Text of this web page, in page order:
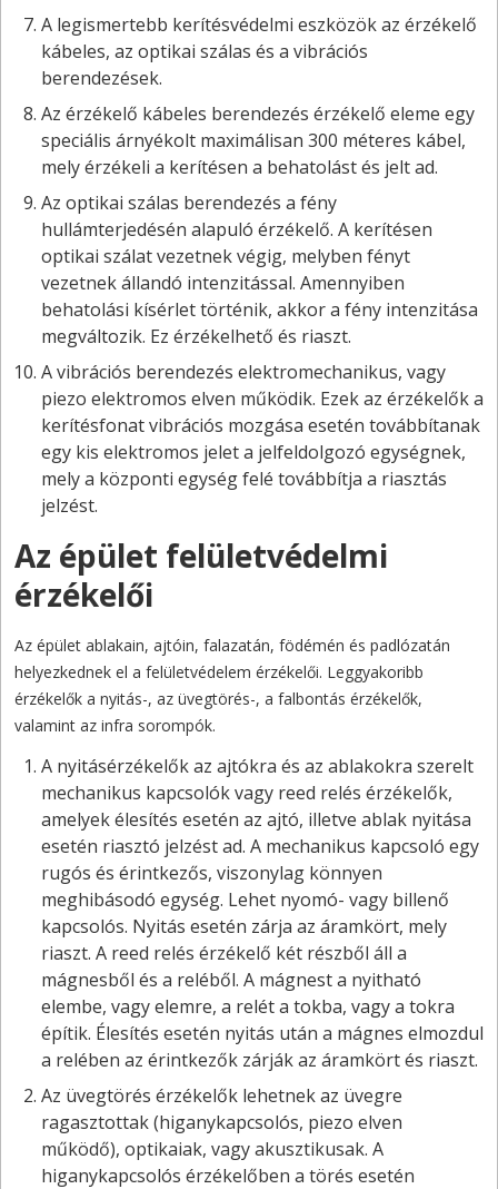
A legismertebb kerítésvédelmi eszközök az érzékelő
kábeles, az optikai szálas és a vibrációs
berendezések.
Az érzékelő kábeles berendezés érzékelő eleme egy
speciális árnyékolt maximálisan 300 méteres kábel,
mely érzékeli a kerítésen a behatolást és jelt ad.
Az optikai szálas berendezés a fény
hullámterjedésén alapuló érzékelő. A kerítésen
optikai szálat vezetnek végig, melyben fényt
vezetnek állandó intenzitással. Amennyiben
behatolási kísérlet történik, akkor a fény intenzitása
megváltozik. Ez érzékelhető és riaszt.
A vibrációs berendezés elektromechanikus, vagy
piezo elektromos elven működik. Ezek az érzékelők a
kerítésfonat vibrációs mozgása esetén továbbítanak
egy kis elektromos jelet a jelfeldolgozó egységnek,
mely a központi egység felé továbbítja a riasztás
jelzést.
Az épület felületvédelmi
érzékelői
Az épület ablakain, ajtóin, falazatán, födémén és padlózatán
helyezkednek el a felületvédelem érzékelői. Leggyakoribb
érzékelők a nyitás-, az üvegtörés-, a falbontás érzékelők,
valamint az infra sorompók.
A nyitásérzékelők az ajtókra és az ablakokra szerelt
mechanikus kapcsolók vagy reed relés érzékelők,
amelyek élesítés esetén az ajtó, illetve ablak nyitása
esetén riasztó jelzést ad. A mechanikus kapcsoló egy
rugós és érintkezős, viszonylag könnyen
meghibásodó egység. Lehet nyomó- vagy billenő
kapcsolós. Nyitás esetén zárja az áramkört, mely
riaszt. A reed relés érzékelő két részből áll a
mágnesből és a reléből. A mágnest a nyitható
elembe, vagy elemre, a relét a tokba, vagy a tokra
építik. Élesítés esetén nyitás után a mágnes elmozdul
a relében az érintkezők zárják az áramkört és riaszt.
Az üvegtörés érzékelők lehetnek az üvegre
ragasztottak (higanykapcsolós, piezo elven
működő), optikaiak, vagy akusztikusak. A
higanykapcsolós érzékelőben a törés esetén